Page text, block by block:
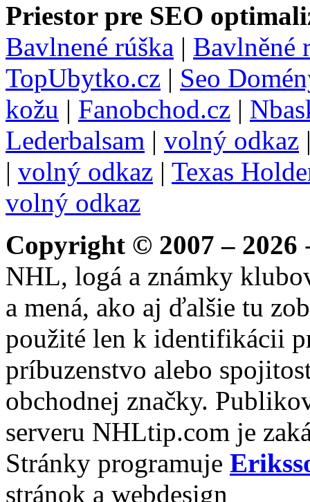
Priestor pre SEO
Bavlnené rúška | Bavlněné
TopUbytko.cz | Seo
kožu | Fanobchod.cz |
Lederbalsam | volný odkaz
| volný odkaz | Texas
volný odkaz
Copyright © 2007 – 2026
NHL, logá a známky
a mená, ako aj ďalšie tu
použité len k identifikácii
príbuzenstvo alebo
obchodnej značky.
serveru NHLtip.com je
Stránky programuje
stránok a webdesign